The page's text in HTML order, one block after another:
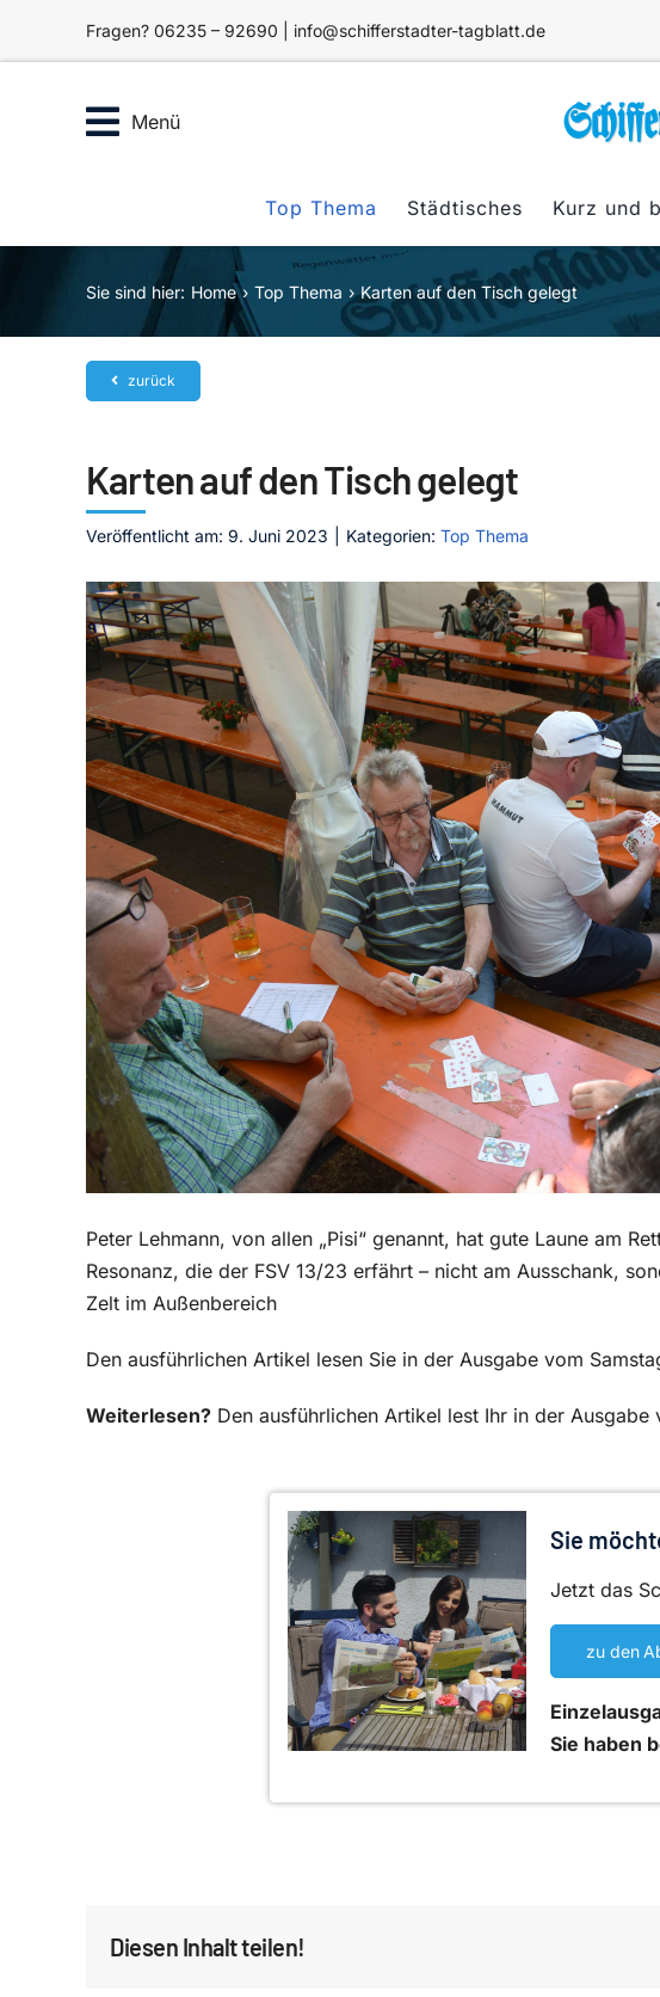
Fragen? 06235 – 92690 | info@schifferstadter-tagblatt.de
Menü
Top Thema Städtisches Kurz und
Sie sind hier: Home Top Thema Karten auf den Tisch gelegt
zurück
Karten auf den Tisch gelegt
Veröffentlicht am: 9. Juni 2023 Kategorien: Top Thema
Peter Lehmann, von allen „Pisi“ genannt, hat gute Laune am
Resonanz, die der FSV 13/23 erfährt – nicht am Ausschank,
Zelt im Außenbereich
Den ausführlichen Artikel lesen Sie in der Ausgabe vom
Weiterlesen? Den ausführlichen Artikel lest Ihr in der Ausgabe
Sie
Jetzt das
zu den
Sie haben
Diesen Inhalt teilen!